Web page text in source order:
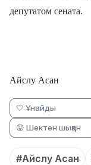
депутатом сената.
Айслу Асан
🤍 Ұнайды
😡 Шектен шыққан
#Айслу Асан